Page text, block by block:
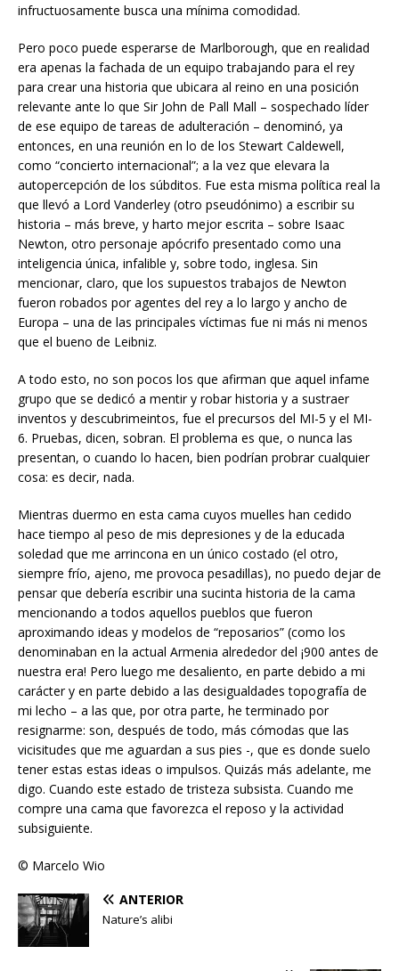
infructuosamente busca una mínima comodidad.
Pero poco puede esperarse de Marlborough, que en realidad
era apenas la fachada de un equipo trabajando para el rey
para crear una historia que ubicara al reino en una posición
relevante ante lo que Sir John de Pall Mall – sospechado líder
de ese equipo de tareas de adulteración – denominó, ya
entonces, en una reunión en lo de los Stewart Caldewell,
como “concierto internacional”; a la vez que elevara la
autopercepción de los súbditos. Fue esta misma política real la
que llevó a Lord Vanderley (otro pseudónimo) a escribir su
historia – más breve, y harto mejor escrita – sobre Isaac
Newton, otro personaje apócrifo presentado como una
inteligencia única, infalible y, sobre todo, inglesa. Sin
mencionar, claro, que los supuestos trabajos de Newton
fueron robados por agentes del rey a lo largo y ancho de
Europa – una de las principales víctimas fue ni más ni menos
que el bueno de Leibniz.
A todo esto, no son pocos los que afirman que aquel infame
grupo que se dedicó a mentir y robar historia y a sustraer
inventos y descubrimeintos, fue el precursos del MI-5 y el MI-
6. Pruebas, dicen, sobran. El problema es que, o nunca las
presentan, o cuando lo hacen, bien podrían probrar cualquier
cosa: es decir, nada.
Mientras duermo en esta cama cuyos muelles han cedido
hace tiempo al peso de mis depresiones y de la educada
soledad que me arrincona en un único costado (el otro,
siempre frío, ajeno, me provoca pesadillas), no puedo dejar de
pensar que debería escribir una sucinta historia de la cama
mencionando a todos aquellos pueblos que fueron
aproximando ideas y modelos de “reposarios” (como los
denominaban en la actual Armenia alrededor del ¡900 antes de
nuestra era! Pero luego me desaliento, en parte debido a mi
carácter y en parte debido a las desigualdades topografía de
mi lecho – a las que, por otra parte, he terminado por
resignarme: son, después de todo, más cómodas que las
vicisitudes que me aguardan a sus pies -, que es donde suelo
tener estas estas ideas o impulsos. Quizás más adelante, me
digo. Cuando este estado de tristeza subsista. Cuando me
compre una cama que favorezca el reposo y la actividad
subsiguiente.
© Marcelo Wio
ANTERIOR
Nature’s alibi